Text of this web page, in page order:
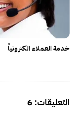
خدمة العملاء الكترونياً
O